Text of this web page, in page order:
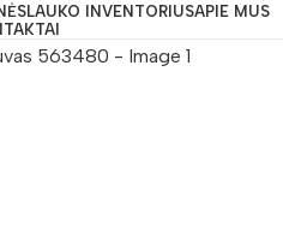
LAUKO INVENTORIUSAPIE MUS